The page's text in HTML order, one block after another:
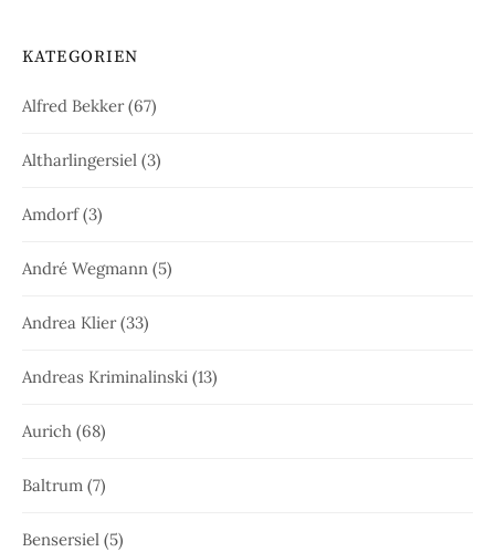
KATEGORIEN
Alfred Bekker(67)
Altharlingersiel (3)
Amdorf(3)
André Wegmann (5)
Andrea Klier(33)
Andreas Kriminalinski (13)
Aurich (68)
Baltrum (7)
Bensersiel (5)